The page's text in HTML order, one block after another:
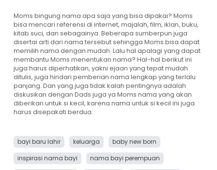
Moms bingung nama apa saja yang bisa dipakai? Moms
bisa mencari referensi di internet, majalah, film, iklan, buku,
kitab suci, dan sebagainya. Beberapa sumberpun juga
disertai arti dari nama tersebut sehingga Moms bisa dapat
memilih nama dengan mudah. Lalu hal apalagi yang dapat
membantu Moms menentukan nama? Hal-hal berikut ini
juga harus diperhatikan, yakni ejaan yang tepat mudah
ditulis, juga hindari pemberian nama lengkap yang terlalu
panjang. Dan yang juga tidak kalah pentingnya adalah
diskusikan dengan Dads juga ya Moms nama yang akan
diberikan untuk si kecil, karena nama untuk si kecil ini juga
harus disepakati berdua.
bayi baru lahir keluarga
baby new born
inspirasi nama bayi
nama bayi perempuan